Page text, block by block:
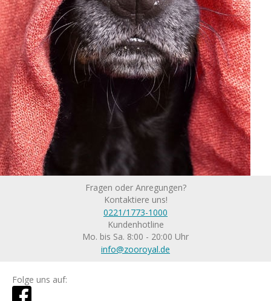
Fragen oder Anregungen?
Kontaktiere uns!
0221/1773-1000
Kundenhotline
Mo. bis Sa. 8:00 - 20:00 Uhr
info@zooroyal.de
Folge uns auf: